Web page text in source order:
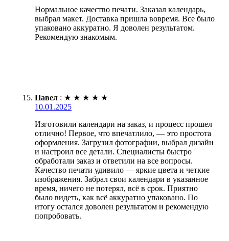
Нормальное качество печати. Заказал календарь,
выбрал макет. Доставка пришла вовремя. Все было
упаковано аккуратно. Я доволен результатом.
Рекомендую знакомым.
Павел : ★ ★ ★ ★ ★
10.01.2025
Изготовили календари на заказ, и процесс прошел
отлично! Первое, что впечатлило, — это простота
оформления. Загрузил фотографии, выбрал дизайн
и настроил все детали. Специалисты быстро
обработали заказ и ответили на все вопросы.
Качество печати удивило — яркие цвета и четкие
изображения. Забрал свои календари в указанное
время, ничего не потерял, всё в срок. Приятно
было видеть, как всё аккуратно упаковано. По
итогу остался доволен результатом и рекомендую
попробовать.